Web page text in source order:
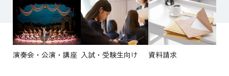
演奏会・公演・講座 入試・受験生向け 資料請求